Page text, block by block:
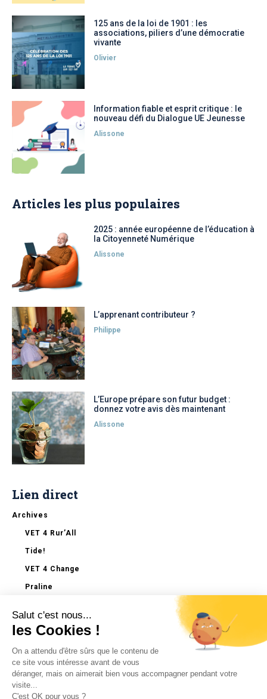
Salut c'est nous...
les Cookies !
On a attendu d'être sûrs que le contenu de
ce site vous intéresse avant de vous
déranger, mais on aimerait bien vous accompagner pendant votre
visite...
C'est OK pour vous ?
125 ans de la loi de 1901 : les
associations, piliers d’une démocratie
vivante
Olivier
Information fiable et esprit critique : le
nouveau défi du Dialogue UE Jeunesse
Alissone
Articles les plus populaires
2025 : année européenne de l’éducation à
la Citoyenneté Numérique
Alissone
L’apprenant contributeur ?
Philippe
L’Europe prépare son futur budget :
donnez votre avis dès maintenant
Alissone
Lien direct
Archives
VET 4 Rur’All
Tide!
VET 4 Change
Praline
Start The Change
Mentions légales